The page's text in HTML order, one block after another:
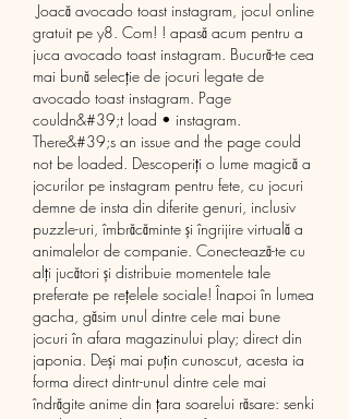
gratuit pe y8. Com! ! apasă acum pentru a
juca avocado toast instagram. Bucură-te cea
mai bună selecție de jocuri legate de
avocado toast instagram. Page
couldn&#39;t load • instagram.
There&#39;s an issue and the page could
not be loaded. Descoperiți o lume magică a
jocurilor pe instagram pentru fete, cu jocuri
demne de insta din diferite genuri, inclusiv
puzzle-uri, îmbrăcăminte și îngrijire virtuală a
animalelor de companie. Conectează-te cu
alți jucători și distribuie momentele tale
preferate pe rețelele sociale! Înapoi în lumea
gacha, găsim unul dintre cele mai bune
jocuri în afara magazinului play; direct din
japonia. Deși mai puțin cunoscut, acesta ia
forma direct dintr-unul dintre cele mai
îndrăgite anime din țara soarelui răsare: senki